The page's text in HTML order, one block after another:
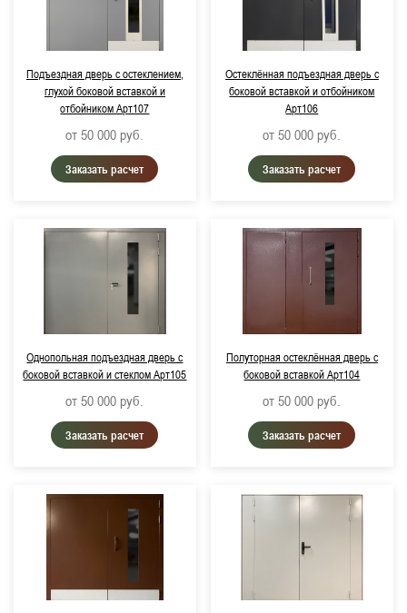
Подъездная дверь с остеклением,
глухой боковой вставкой и
отбойником Арт107
от 50 000 руб.
Заказать расчет
Остеклённая подъездная дверь с
боковой вставкой и отбойником
Арт106
от 50 000 руб.
Заказать расчет
Однопольная подъездная дверь с
боковой вставкой и стеклом Арт105
от 50 000 руб.
Заказать расчет
Полуторная остеклённая дверь с
боковой вставкой Арт104
от 50 000 руб.
Заказать расчет